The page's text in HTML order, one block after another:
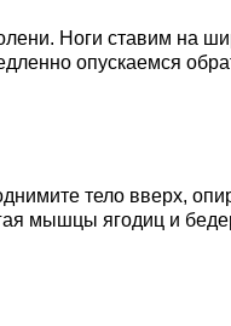
Ноги ставим на
опускаемся
тело вверх,
мышцы ягодиц и